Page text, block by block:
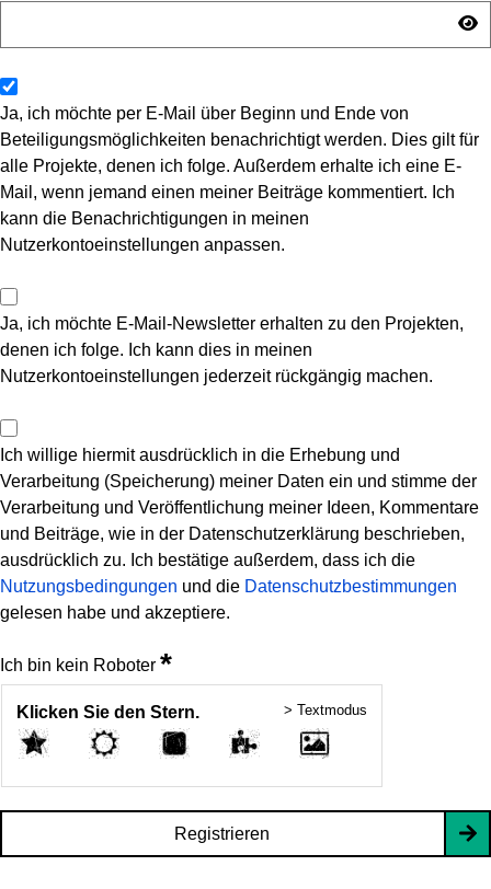
Ja, ich möchte per E-Mail über Beginn und Ende von
Beteiligungsmöglichkeiten benachrichtigt werden. Dies gilt für
alle Projekte, denen ich folge. Außerdem erhalte ich eine E-
Mail, wenn jemand einen meiner Beiträge kommentiert. Ich
kann die Benachrichtigungen in meinen
Nutzerkontoeinstellungen anpassen.
Ja, ich möchte E-Mail-Newsletter erhalten zu den Projekten,
denen ich folge. Ich kann dies in meinen
Nutzerkontoeinstellungen jederzeit rückgängig machen.
Ich willige hiermit ausdrücklich in die Erhebung und
Verarbeitung (Speicherung) meiner Daten ein und stimme der
Verarbeitung und Veröffentlichung meiner Ideen, Kommentare
und Beiträge, wie in der Datenschutzerklärung beschrieben,
ausdrücklich zu. Ich bestätige außerdem, dass ich die
Nutzungsbedingungen und die Datenschutzbestimmungen
gelesen habe und akzeptiere.
Ich bin kein Roboter *
Klicken Sie den Stern. > Textmodus
Registrieren